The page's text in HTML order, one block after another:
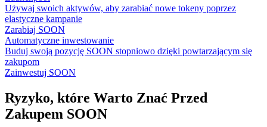
Używaj swoich aktywów, aby zarabiać nowe tokeny poprzez
elastyczne kampanie
Zarabiaj SOON
Automatyczne inwestowanie
Buduj swoją pozycję SOON stopniowo dzięki powtarzającym się
zakupom
Zainwestuj SOON
Ryzyko, które Warto Znać Przed
Zakupem SOON